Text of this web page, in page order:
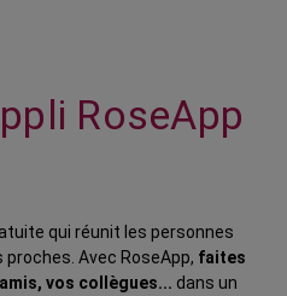
RoseApp
qui réunit les personnes
Avec RoseApp, faites
vos collègues... dans un